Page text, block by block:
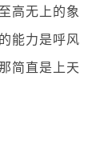
高无上的象
能力是呼风
简直是上天